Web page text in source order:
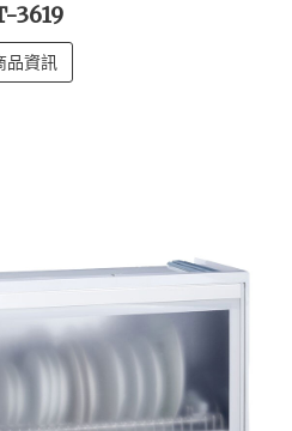
3619
品資訊